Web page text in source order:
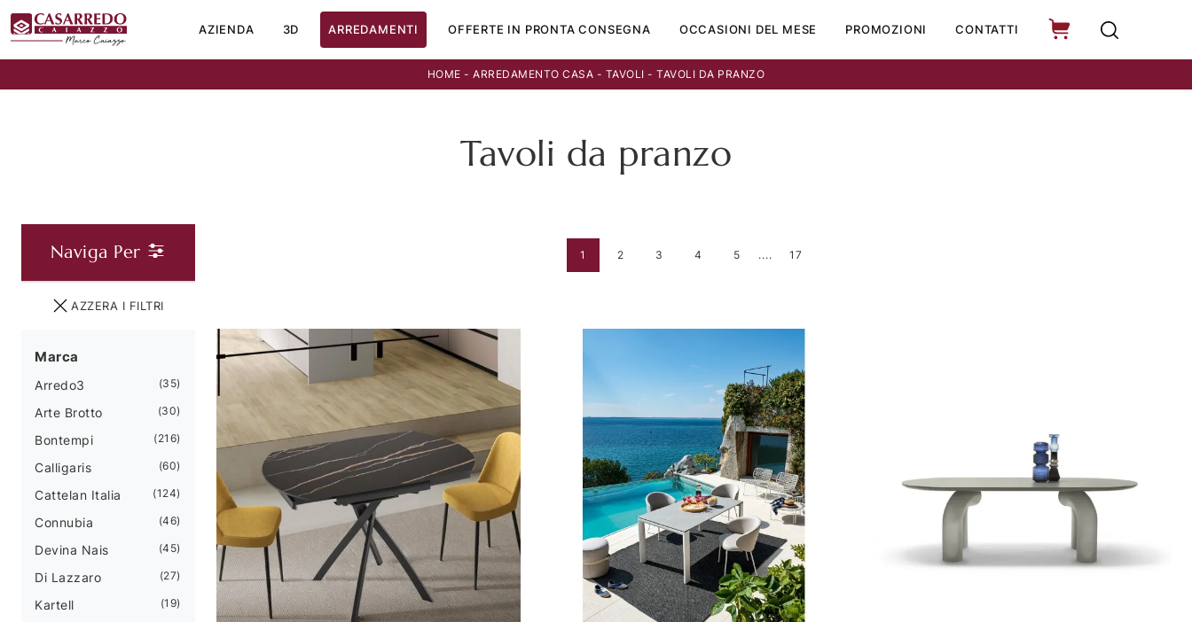
AZIENDA 3D ARREDAMENTI OFFERTE IN PRONTA CONSEGNA OCCASIONI DEL MESE PROMOZIONI CONTATTI
HOME -ARREDAMENTO CASA - TAVOLI -TAVOLI DA PRANZO
Tavoli da pranzo
Naviga Per
AZZERA I FILTRI
Marca
Arredo3 35
Arte Brotto 30
Bontempi 216
Calligaris 60
Cattelan Italia 124
Connubia 46
Devina Nais 45
Di Lazzaro 27
Kartell 19
1 2 3 4 5 .... 17